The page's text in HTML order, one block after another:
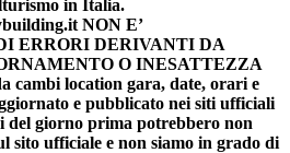
in Italia.
NON E’
ERRORI DERIVANTI DA
O INESATTEZZA
cambi location gara, date, orari e
e pubblicato nei siti ufficiali
del giorno prima potrebbero non
sito ufficiale e non siamo in grado di